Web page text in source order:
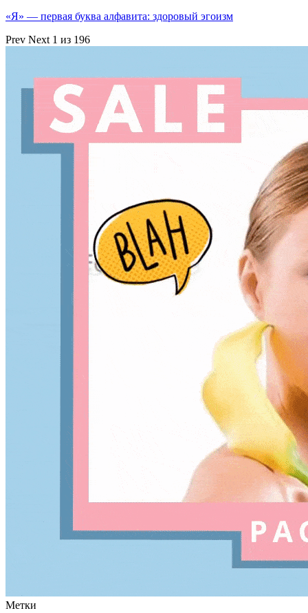
«Я» — первая буква алфавита: здоровый эгоизм
Prev Next 1 из 196
Метки